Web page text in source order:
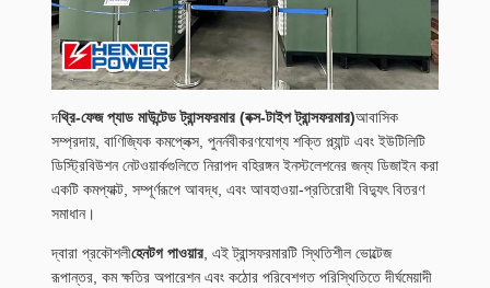
দথ্রি-ফেজ প্যাড মাউন্টেড ট্রান্সফরমার (বক্স-টাইপ ট্রান্সফরমার)আবাসিক
সম্প্রদায়, বাণিজ্যিক কমপ্লেক্স, পুনর্নবীকরণযোগ্য শক্তি প্ল্যান্ট এবং ইউটিলিটি
ডিস্ট্রিবিউশন নেটওয়ার্কগুলিতে নিরাপদ বহিরঙ্গন ইনস্টলেশনের জন্য ডিজাইন করা
একটি কমপ্যাক্ট, সম্পূর্ণরূপে আবদ্ধ, এবং আবহাওয়া-প্রতিরোধী বিদ্যুৎ বিতরণ
সমাধান।
দ্বারা প্রকৌশলীহেনটগ পাওয়ার , এই ট্রান্সফরমারটি স্থিতিশীল ভোল্টেজ
রূপান্তর, কম ক্ষতির অপারেশন এবং কঠোর পরিবেশগত পরিস্থিতিতে দীর্ঘমেয়াদী